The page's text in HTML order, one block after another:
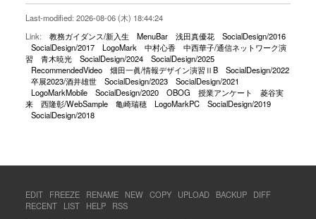
Last-modified: 2026-08-06 (木) 18:44:24
Link:
教務ガイダンス/新入生 MenuBar 浅田真優花
SocialDesign/2016
SocialDesign/2017
LogoMark 中村心香
中西華子/通信ネットワーク演
習
青木暁光 SocialDesign/2024
SocialDesign/2025
RecommendedVideo
畑田一眞/情報デザイン演習ⅡB
SocialDesign/2022
卒展2023/酒井雄世
SocialDesign/2023
SocialDesign/2021
LogoMarkMobile
SocialDesign/2020 OBOG 授業アンケート
菱谷実
来
西隆彰/WebSample 亀崎瑞穂 LogoMarkPC
SocialDesign/2019
SocialDesign/2018
EDIT FREEZE RENAME NEW COPY UPLOAD BACKUP
DIFF
RECENT
LIST HELP RSS